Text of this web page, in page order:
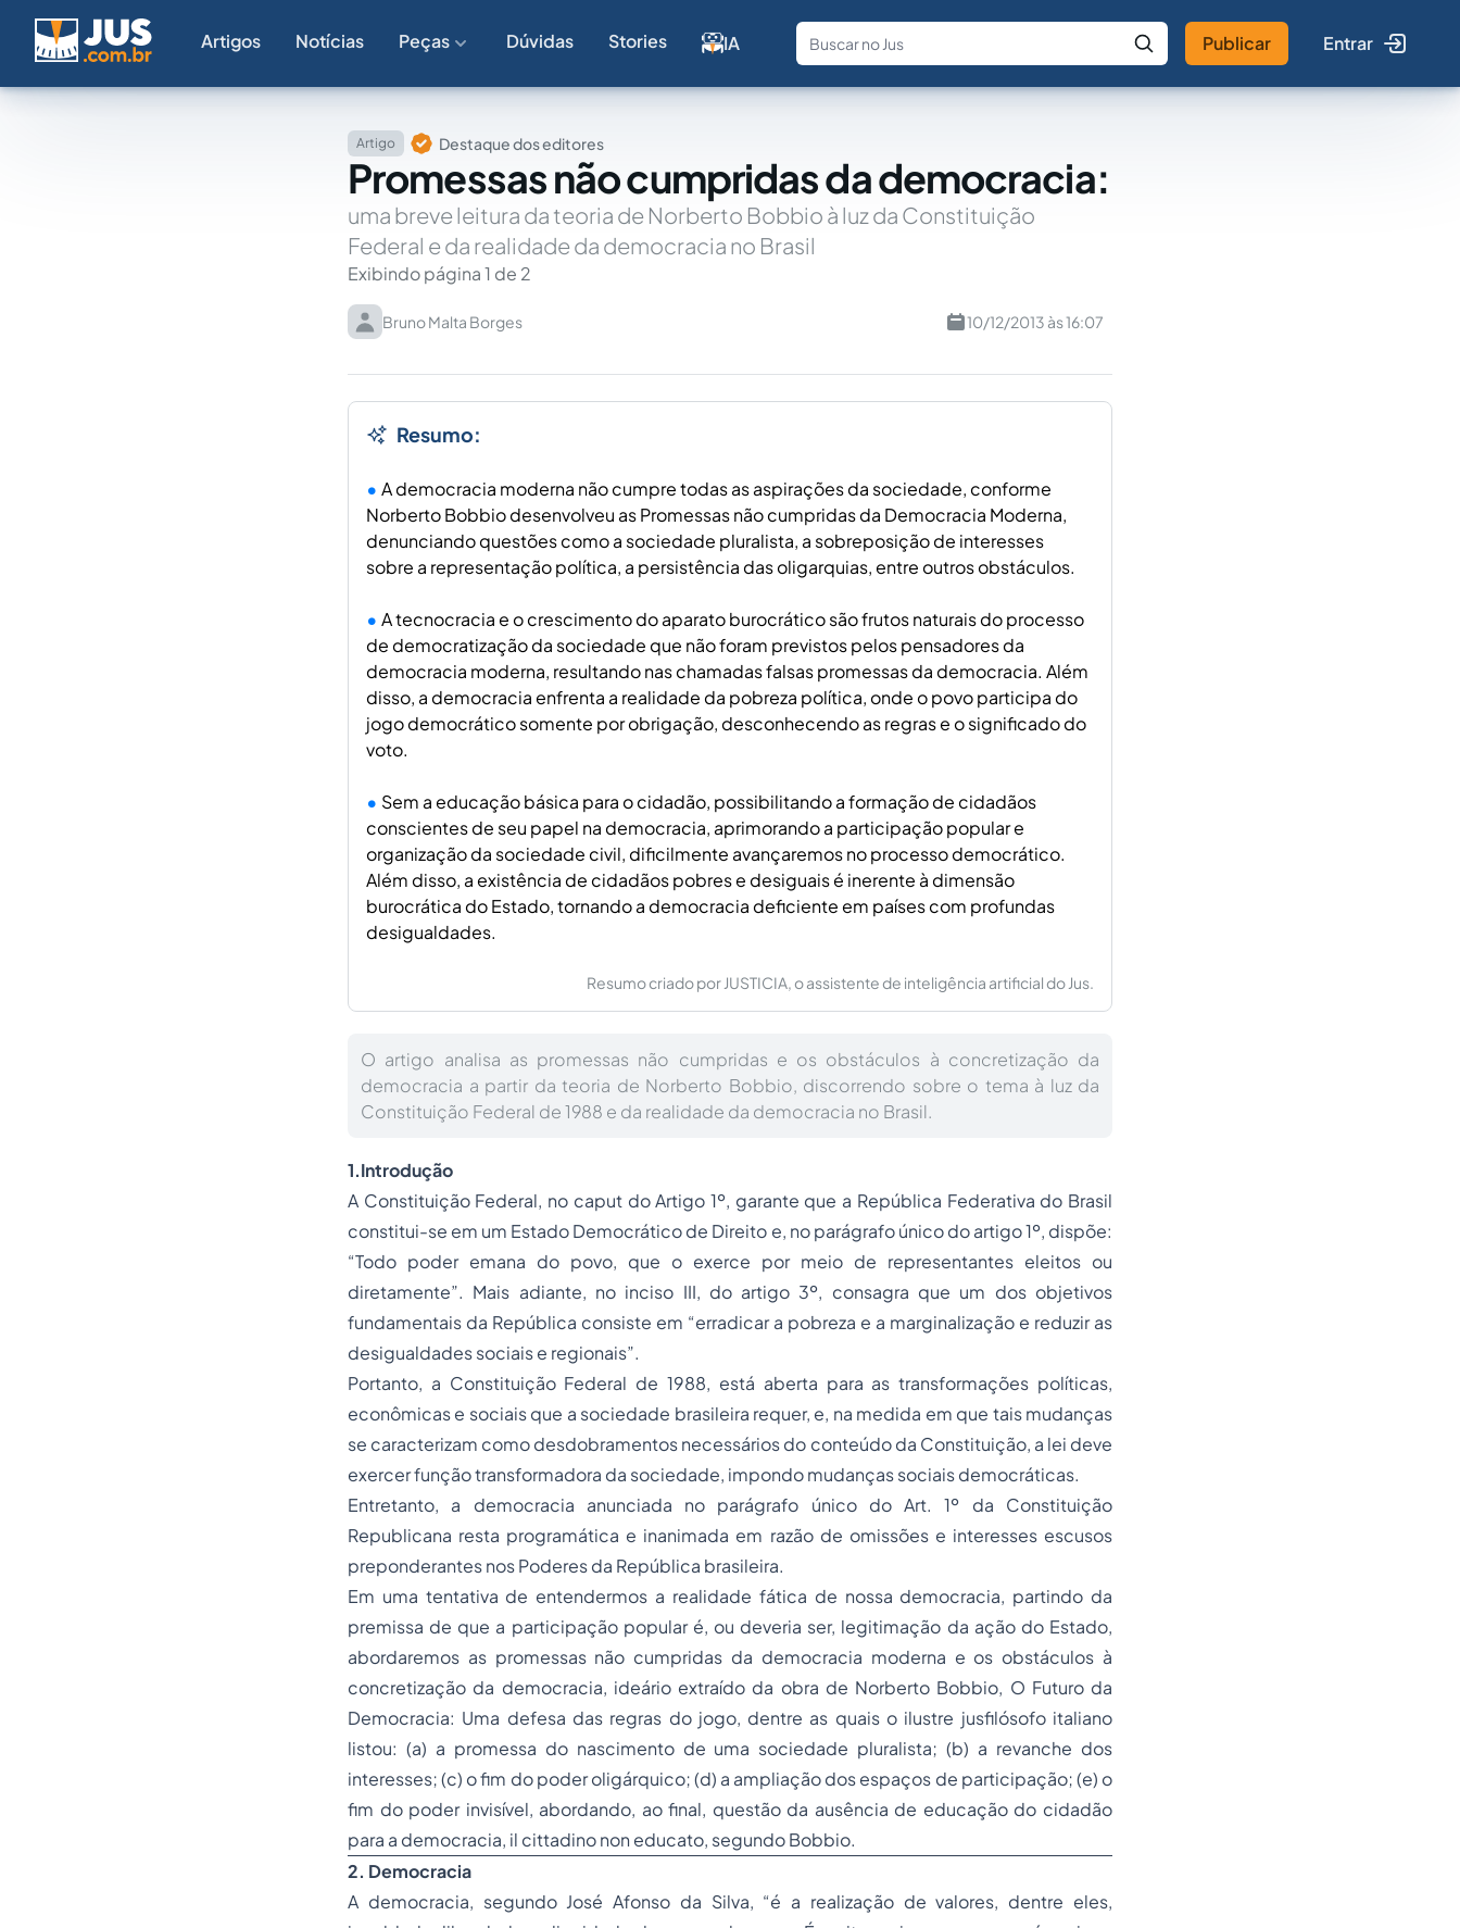
Artigos Notícias Peças Dúvidas Stories IA
Fale com a IA Buscar no Jus
Publicar Entrar
Artigo Destaque dos editores
Promessas não cumpridas da democracia:
uma breve leitura da teoria de Norberto Bobbio à luz da Constituição
Federal e da realidade da democracia no Brasil
Exibindo página 1 de 2
Bruno Malta Borges 10/12/2013 às 16:07
Resumo:
A democracia moderna não cumpre todas as aspirações da sociedade, conforme
Norberto Bobbio desenvolveu as Promessas não cumpridas da Democracia Moderna,
denunciando questões como a sociedade pluralista, a sobreposição de interesses
sobre a representação política, a persistência das oligarquias, entre outros obstáculos.
A tecnocracia e o crescimento do aparato burocrático são frutos naturais do processo
de democratização da sociedade que não foram previstos pelos pensadores da
democracia moderna, resultando nas chamadas falsas promessas da democracia. Além
disso, a democracia enfrenta a realidade da pobreza política, onde o povo participa do
jogo democrático somente por obrigação, desconhecendo as regras e o significado do
voto.
Sem a educação básica para o cidadão, possibilitando a formação de cidadãos
conscientes de seu papel na democracia, aprimorando a participação popular e
organização da sociedade civil, dificilmente avançaremos no processo democrático.
Além disso, a existência de cidadãos pobres e desiguais é inerente à dimensão
burocrática do Estado, tornando a democracia deficiente em países com profundas
desigualdades.
Resumo criado por JUSTICIA, o assistente de inteligência artificial do Jus.
O artigo analisa as promessas não cumpridas e os obstáculos à concretização da
democracia a partir da teoria de Norberto Bobbio, discorrendo sobre o tema à luz da
Constituição Federal de 1988 e da realidade da democracia no Brasil.
1.Introdução
A Constituição Federal, no caput do Artigo 1º, garante que a República Federativa do Brasil
constitui-se em um Estado Democrático de Direito e, no parágrafo único do artigo 1º, dispõe:
“Todo poder emana do povo, que o exerce por meio de representantes eleitos ou
diretamente”. Mais adiante, no inciso III, do artigo 3º, consagra que um dos objetivos
fundamentais da República consiste em “erradicar a pobreza e a marginalização e reduzir as
desigualdades sociais e regionais”.
Portanto, a Constituição Federal de 1988, está aberta para as transformações políticas,
econômicas e sociais que a sociedade brasileira requer, e, na medida em que tais mudanças
se caracterizam como desdobramentos necessários do conteúdo da Constituição, a lei deve
exercer função transformadora da sociedade, impondo mudanças sociais democráticas.
Entretanto, a democracia anunciada no parágrafo único do Art. 1º da Constituição
Republicana resta programática e inanimada em razão de omissões e interesses escusos
preponderantes nos Poderes da República brasileira.
Em uma tentativa de entendermos a realidade fática de nossa democracia, partindo da
premissa de que a participação popular é, ou deveria ser, legitimação da ação do Estado,
abordaremos as promessas não cumpridas da democracia moderna e os obstáculos à
concretização da democracia, ideário extraído da obra de Norberto Bobbio, O Futuro da
Democracia: Uma defesa das regras do jogo, dentre as quais o ilustre jusfilósofo italiano
listou: (a) a promessa do nascimento de uma sociedade pluralista; (b) a revanche dos
interesses; (c) o fim do poder oligárquico; (d) a ampliação dos espaços de participação; (e) o
fim do poder invisível, abordando, ao final, questão da ausência de educaçãodo cidadão
para a democracia, il cittadino non educato, segundo Bobbio.
2. Democracia
A democracia, segundo José Afonso da Silva, “é a realização de valores, dentre eles,